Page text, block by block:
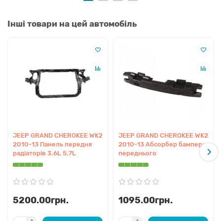
Переваги
посадковим місцям на кузові WK2, що спрощує процес
Якісний аналог:Деталь виготовлена з дотриманням
сучасних стандартів міцності та антикорозійного
захисту.
Стійкість до навантажень:Витримує вагу радіаторів
та додаткового обладнання навіть при їзді по
бездоріжжю.
за експлуатаційними характеристиками не
поступається дорожчим варіантам.
Сумісність
Інші товари на цей автомобіль
JEEP GRAND CHEROKEE WK2
2010-13 Панель передня
радіаторів 3.6L 5.7L
5200.00грн.
JEEP GRAND CHEROKEE WK2
2010-13 Абсорбер бампера
переднього
1095.00грн.